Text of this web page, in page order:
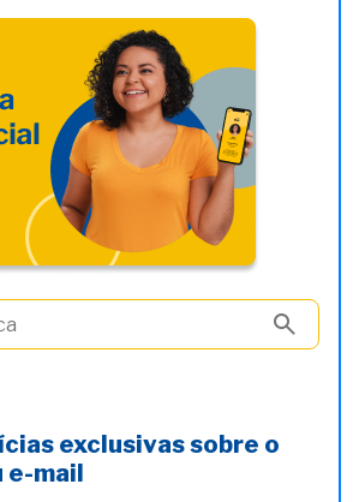
exclusivas sobre o
e-mail